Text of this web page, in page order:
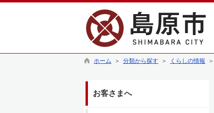
ホーム ＞ 分類から探す ＞ くらしの情報 ＞
お客さまへ